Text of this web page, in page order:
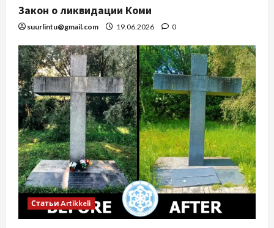
Закон о ликвидации Коми
suurlintu@gmail.com 19.06.2026 0
Статьи Artikkeli